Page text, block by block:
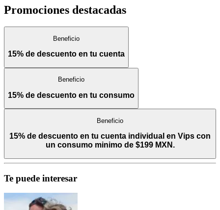
Promociones destacadas
Beneficio
15% de descuento en tu cuenta
Beneficio
15% de descuento en tu consumo
Beneficio
15% de descuento en tu cuenta individual en Vips con
un consumo minimo de $199 MXN.
Te puede interesar